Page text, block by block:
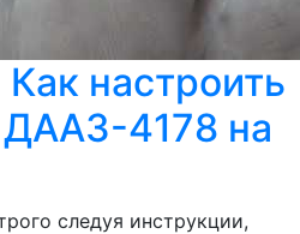
настроить
4178 на
следуя инструкции,